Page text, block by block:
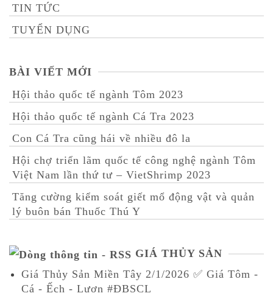
TIN TỨC
TUYỂN DỤNG
BÀI VIẾT MỚI
Hội thảo quốc tế ngành Tôm 2023
Hội thảo quốc tế ngành Cá Tra 2023
Con Cá Tra cũng hái về nhiều đô la
Hội chợ triển lãm quốc tế công nghệ ngành Tôm
Việt Nam lần thứ tư – VietShrimp 2023
Tăng cường kiểm soát giết mổ động vật và quản
lý buôn bán Thuốc Thú Y
GIÁ THỦY SẢN
Giá Thủy Sản Miền Tây 2/1/2026 ✅ Giá Tôm -
Cá - Ếch - Lươn #ĐBSCL